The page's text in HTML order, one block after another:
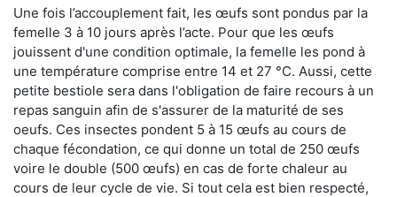
Une fois l’accouplement fait, les œufs sont pondus par la
femelle 3 à 10 jours après l’acte. Pour que les œufs
jouissent d'une condition optimale, la femelle les pond à
une température comprise entre 14 et 27 °C. Aussi, cette
petite bestiole sera dans l'obligation de faire recours à un
repas sanguin afin de s'assurer de la maturité de ses
oeufs. Ces insectes pondent 5 à 15 œufs au cours de
chaque fécondation, ce qui donne un total de 250 œufs
voire le double (500 œufs) en cas de forte chaleur au
cours de leur cycle de vie. Si tout cela est bien respecté,